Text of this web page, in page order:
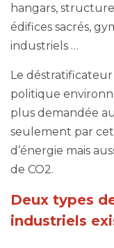
hangars,
édifices sacrés,
industriels …
Le
politique
plus demandée
seulement par
d’énergie mais
de CO2.
Deux types
industriels